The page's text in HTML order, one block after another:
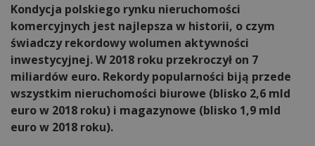
Kondycja polskiego rynku nieruchomości
komercyjnych jest najlepsza w historii, o czym
świadczy rekordowy wolumen aktywności
inwestycyjnej. W 2018 roku przekroczył on 7
miliardów euro. Rekordy popularności biją przede
wszystkim nieruchomości biurowe (blisko 2,6 mld
euro w 2018 roku) i magazynowe (blisko 1,9 mld
euro w 2018 roku).